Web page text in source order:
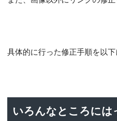
具体的に行った修正手順を以下
いろんなところには